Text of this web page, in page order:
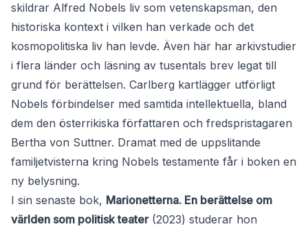
skildrar Alfred Nobels liv som vetenskapsman, den
historiska kontext i vilken han verkade och det
kosmopolitiska liv han levde. Även här har arkivstudier
i flera länder och läsning av tusentals brev legat till
grund för berättelsen. Carlberg kartlägger utförligt
Nobels förbindelser med samtida intellektuella, bland
dem den österrikiska författaren och fredspristagaren
Bertha von Suttner. Dramat med de uppslitande
familjetvisterna kring Nobels testamente får i boken en
ny belysning.
I sin senaste bok, Marionetterna. En berättelse om
världen som politisk teater(2023) studerar hon